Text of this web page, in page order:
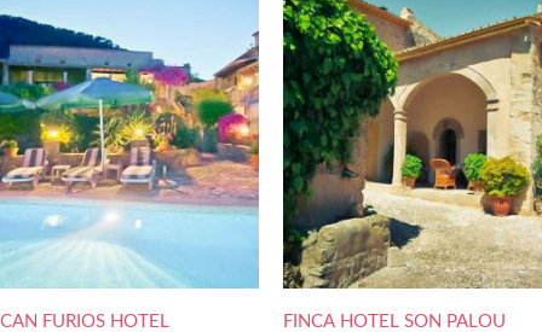
CAN FURIOS HOTEL FINCA HOTEL SON PALOU